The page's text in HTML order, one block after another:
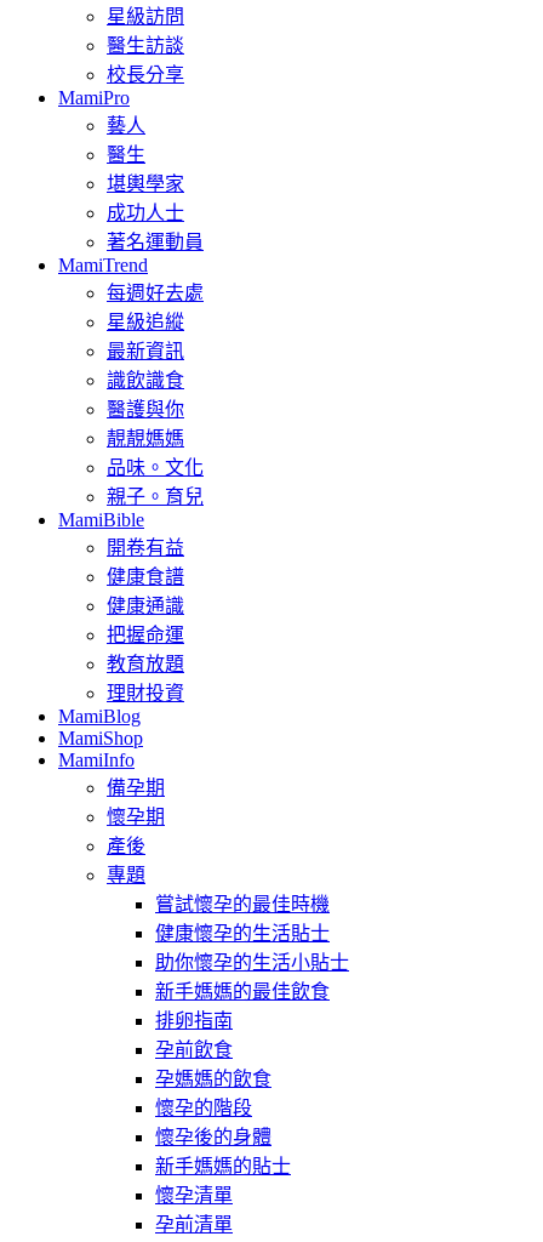
星級訪問
醫生訪談
校長分享
MamiPro
藝人
醫生
堪輿學家
成功人士
著名運動員
MamiTrend
每週好去處
星級追縱
最新資訊
識飲識食
醫護與你
靚靚媽媽
品味。文化
親子。育兒
MamiBible
開卷有益
健康食譜
健康通識
把握命運
教育放題
理財投資
MamiBlog
MamiShop
MamiInfo
備孕期
懷孕期
產後
專題
嘗試懷孕的最佳時機
健康懷孕的生活貼士
助你懷孕的生活小貼士
新手媽媽的最佳飲食
排卵指南
孕前飲食
孕媽媽的飲食
懷孕的階段
懷孕後的身體
新手媽媽的貼士
懷孕清單
孕前清單